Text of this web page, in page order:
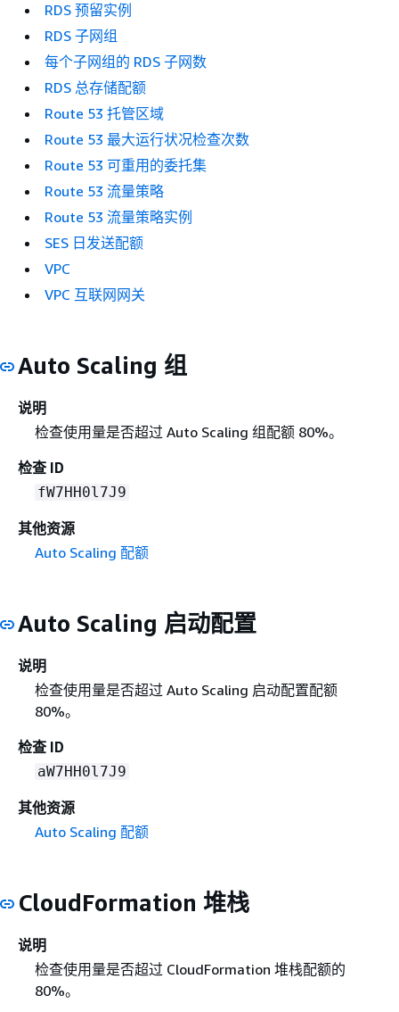
RDS 预留实例
RDS 子网组
每个子网组的 RDS 子网数
RDS 总存储配额
Route 53 托管区域
Route 53 最大运行状况检查次数
Route 53 可重用的委托集
Route 53 流量策略
Route 53 流量策略实例
SES 日发送配额
VPC
VPC 互联网网关
Auto Scaling 组
说明
检查使用量是否超过 Auto Scaling 组配额 80%。
检查 ID
fW7HH0l7J9
其他资源
Auto Scaling 配额
Auto Scaling 启动配置
说明
检查使用量是否超过 Auto Scaling 启动配置配额
80%。
检查 ID
aW7HH0l7J9
其他资源
Auto Scaling 配额
CloudFormation 堆栈
说明
检查使用量是否超过 CloudFormation 堆栈配额的
80%。